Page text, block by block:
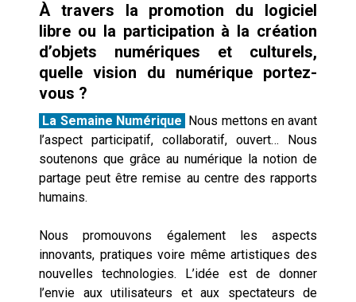
À travers la promotion du logiciel
libre ou la participation à la création
d’objets numériques et culturels,
quelle vision du numérique portez­-
vous ?
La Semaine Numérique
Nous mettons en avant
l’aspect participatif, collaboratif, ouvert… Nous
soutenons que grâce au numérique la notion de
partage peut être remise au centre des rapports
humains.
Nous promouvons également les aspects
innovants, pratiques voire même artistiques des
nouvelles technologies. L’idée est de donner
l’envie aux utilisateurs et aux spectateurs de